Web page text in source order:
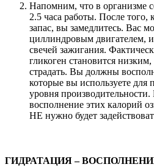
Напомним, что в организме
2.5 часа работы. После того,
запас, вы замедлитесь. Вас
циллиндровым двигателем,
свечей зажигания.
гликоген становится
страдать. Вы должны
которые вы используете для
уровня
восполнение этих калорий
НЕ нужно будет
ГИДРАТАЦИЯ –